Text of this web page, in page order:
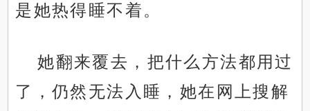
是她热得睡不着。
她翻来覆去，把什么方法都用过
了，仍然无法入睡，她在网上搜解